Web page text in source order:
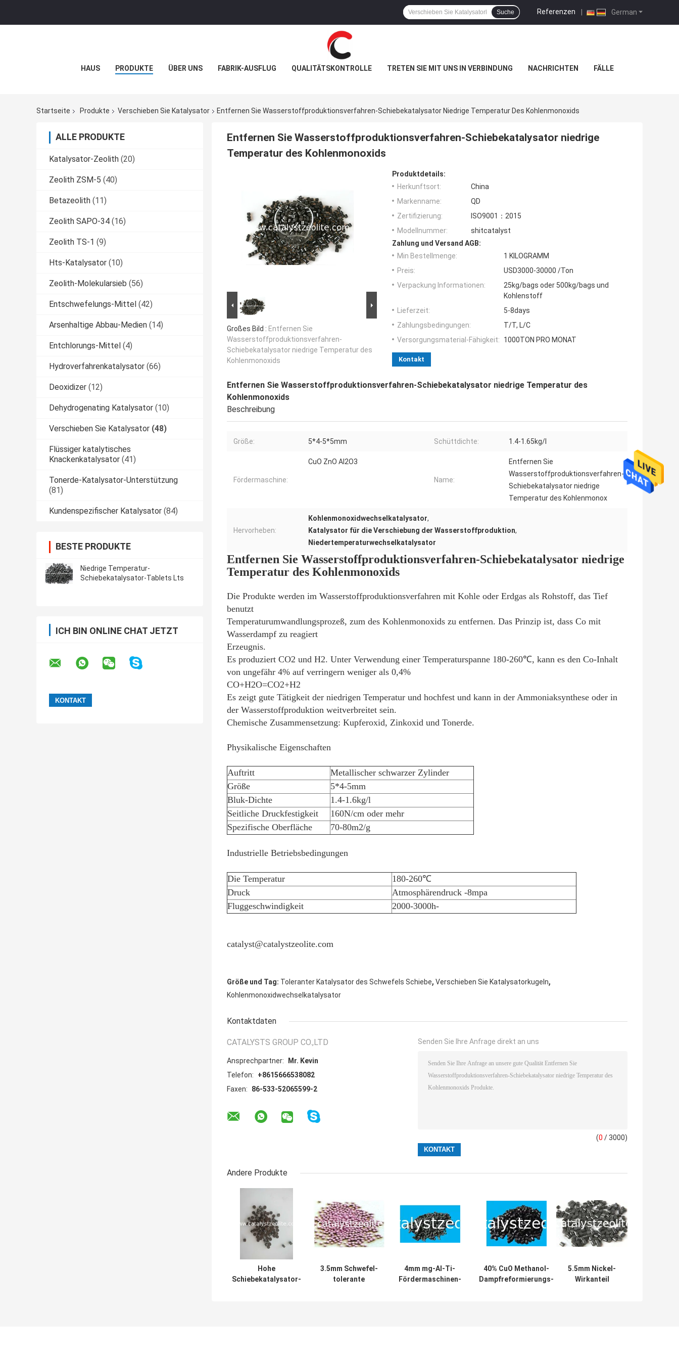
German
Referenzen |
Suche
HAUS PRODUKTE ÜBER UNS FABRIK-AUSFLUG QUALITÄTSKONTROLLE TRETEN SIE MIT UNS IN VERBINDUNG NACHRICHTEN FÄLLE
Startseite Produkte Verschieben Sie Katalysator Entfernen Sie Wasserstoffproduktionsverfahren-Schiebekatalysator Niedrige Temperatur Des Kohlenmonoxids
ALLE PRODUKTE
Katalysator-Zeolith (20)
Zeolith ZSM-5 (40)
Betazeolith (11)
Zeolith SAPO-34 (16)
Zeolith TS-1 (9)
Hts-Katalysator (10)
Zeolith-Molekularsieb (56)
Entschwefelungs-Mittel (42)
Arsenhaltige Abbau-Medien (14)
Entchlorungs-Mittel (4)
Hydroverfahrenkatalysator (66)
Deoxidizer (12)
Dehydrogenating Katalysator (10)
Verschieben Sie Katalysator (48)
Flüssiger katalytisches
Knackenkatalysator (41)
Tonerde-Katalysator-Unterstützung
(81)
Kundenspezifischer Katalysator (84)
BESTE PRODUKTE
Niedrige Temperatur-
Schiebekatalysator-Tablets Lts
ICH BIN ONLINE CHAT JETZT
Entfernen Sie Wasserstoffproduktionsverfahren-Schiebekatalysator niedrige
Temperatur des Kohlenmonoxids
Großes Bild : Entfernen Sie
Wasserstoffproduktionsverfahren-
Schiebekatalysator niedrige Temperatur des
Kohlenmonoxids
Produktdetails:
Herkunftsort:
China
Markenname:
QD
Zertifizierung:
ISO9001：2015
Modellnummer:
shitcatalyst
Zahlung und Versand AGB:
Min Bestellmenge:
1 KILOGRAMM
Preis:
USD3000-30000 /Ton
Verpackung Informationen:
25kg/bags oder 500kg/bags und
Kohlenstoff
Lieferzeit:
5-8days
Zahlungsbedingungen:
T/T, L/C
Versorgungsmaterial-Fähigkeit:
1000TON PRO MONAT
Kontakt
Entfernen Sie Wasserstoffproduktionsverfahren-Schiebekatalysator niedrige Temperatur des
Kohlenmonoxids
Beschreibung
Größe: 5*4-5*5mm Schüttdichte: 1.4-1.65kg/l
Fördermaschine:
CuO ZnO Al2O3
Name:
Entfernen Sie
Wasserstoffproduktionsverfahren-
Schiebekatalysator niedrige
Temperatur des Kohlenmonox
Hervorheben:
Kohlenmonoxidwechselkatalysator,
Katalysator für die Verschiebung der Wasserstoffproduktion,
Niedertemperaturwechselkatalysator
Entfernen Sie Wasserstoffproduktionsverfahren-Schiebekatalysator niedrige
Temperatur des Kohlenmonoxids
Die Produkte werden im Wasserstoffproduktionsverfahren mit Kohle oder Erdgas als Rohstoff, das Tief
benutzt
Temperaturumwandlungsprozeß, zum des Kohlenmonoxids zu entfernen. Das Prinzip ist, dass Co mit
Wasserdampf zu reagiert
Erzeugnis.
Es produziert CO2 und H2. Unter Verwendung einer Temperaturspanne 180-260℃, kann es den Co-Inhalt
von ungefähr 4% auf verringern weniger als 0,4%
CO+H2O=CO2+H2
Es zeigt gute Tätigkeit der niedrigen Temperatur und hochfest und kann in der Ammoniaksynthese oder in
der Wasserstoffproduktion weitverbreitet sein.
Chemische Zusammensetzung: Kupferoxid, Zinkoxid und Tonerde.
Physikalische Eigenschaften
Auftritt
Metallischer schwarzer Zylinder
Größe
5*4-5mm
Bluk-Dichte
1.4-1.6kg/l
Seitliche Druckfestigkeit
160N/cm oder mehr
Spezifische Oberfläche
70-80m2/g
Industrielle Betriebsbedingungen
Die Temperatur
180-260℃
Druck
Atmosphärendruck -8mpa
Fluggeschwindigkeit
2000-3000h-
catalyst@catalystzeolite.com
Größe und Tag: Toleranter Katalysator des Schwefels Schiebe, Verschieben Sie Katalysatorkugeln,
Kohlenmonoxidwechselkatalysator
Kontaktdaten
CATALYSTS GROUP CO.,LTD
Ansprechpartner:
Mr. Kevin
Telefon:
+8615666538082
Faxen:
86-533-52065599-2
Senden Sie Ihre Anfrage direkt an uns
(0 / 3000)
Andere Produkte
Hohe
Schiebekatalysator-
3.5mm Schwefel-
tolerante
4mm mg-Al-Ti-
Fördermaschinen-
40% CuO Methanol-
Dampfreformierungs-
5.5mm Nickel-
Wirkanteil